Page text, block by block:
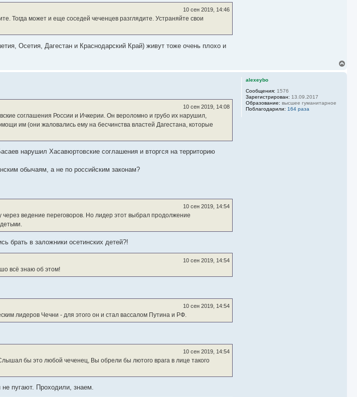
10 сен 2019, 14:46
Тогда может и еще соседей чеченцев разглядите. Устраняйте свои
Осетия, Дагестан и Краснодарский Край) живут тоже очень плохо и
alexeybo
Сообщения: 1576
Зарегистрирован: 13.09.2017
Образование: высшее гуманитарное
Поблагодарили: 164 раза
10 сен 2019, 14:08
соглашения России и Ичкерии. Он вероломно и грубо их нарушил,
им (они жаловались ему на бесчинства властей Дагестана, которые
нарушил Хасавюртовские соглашения и вторгся на территорию
обычаям, а не по российским законам?
10 сен 2019, 14:54
ведение переговоров. Но лидер этот выбрал продолжение
брать в заложники осетинских детей?!
10 сен 2019, 14:54
всё знаю об этом!
10 сен 2019, 14:54
лидеров Чечни - для этого он и стал вассалом Путина и РФ.
10 сен 2019, 14:54
бы это любой чеченец, Вы обрели бы лютого врага в лице такого
пугают. Проходили, знаем.